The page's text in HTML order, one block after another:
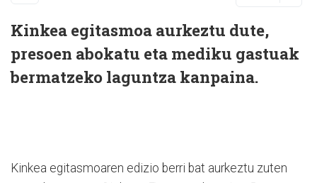
Kinkea egitasmoa aurkeztu dute,
presoen abo­katu eta mediku gastuak
ber­matzeko laguntza kanpaina.
Kinkea egitasmoaren edizio berri bat aurkeztu zuten